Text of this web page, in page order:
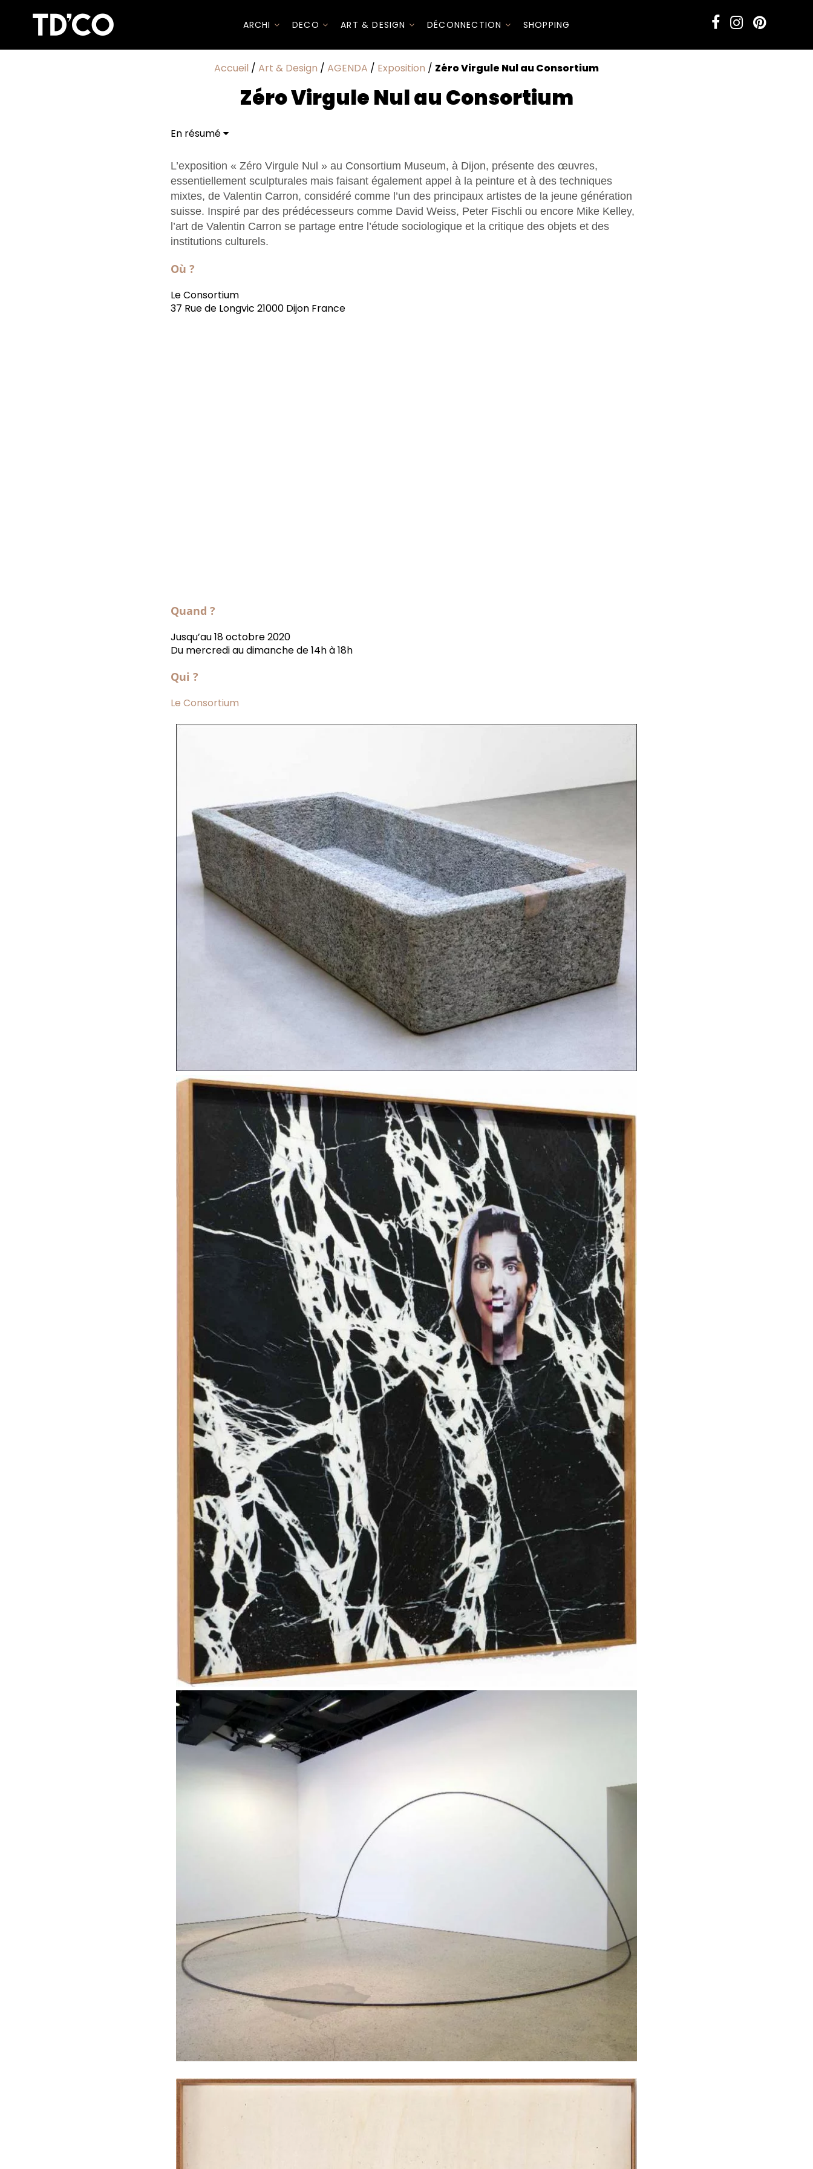
ARCHI DECO ART & DESIGN DÉCONNECTION SHOPPING
Accueil / Art & Design / AGENDA / Exposition / Zéro Virgule Nul au Consortium
Zéro Virgule Nul au Consortium
En résumé
L’exposition « Zéro Virgule Nul » au Consortium Museum, à Dijon, présente des œuvres,
essentiellement sculpturales mais faisant également appel à la peinture et à des techniques
mixtes, de Valentin Carron, considéré comme l’un des principaux artistes de la jeune génération
suisse. Inspiré par des prédécesseurs comme David Weiss, Peter Fischli ou encore Mike Kelley,
l’art de Valentin Carron se partage entre l’étude sociologique et la critique des objets et des
institutions culturels.
Où ?
Le Consortium
37 Rue de Longvic 21000 Dijon France
Quand ?
Jusqu’au 18 octobre 2020
Du mercredi au dimanche de 14h à 18h
Qui ?
Le Consortium